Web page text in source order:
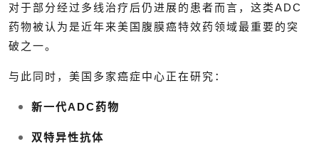
对于部分经过多线治疗后仍进展的患者而言，这类ADC
药物被认为是近年来美国腹膜癌特效药领域最重要的突
破之一。
与此同时，美国多家癌症中心正在研究：
新一代ADC药物
双特异性抗体